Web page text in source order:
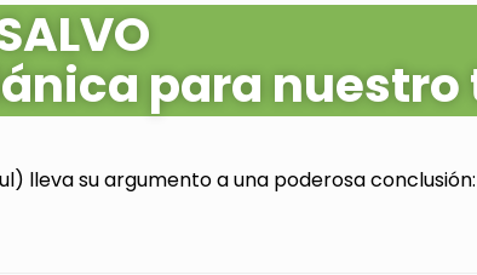
para
lleva su argumento a una poderosa